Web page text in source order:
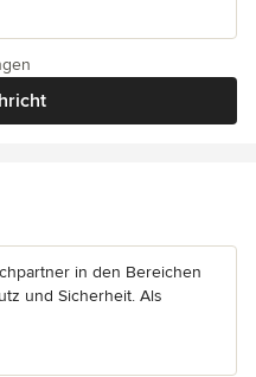
in den Bereichen
und Sicherheit. Als